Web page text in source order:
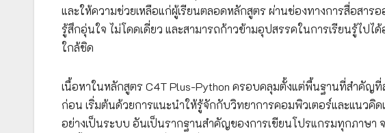
และให้ความช่วยเหลือแก่ผู้เรียนตลอดหลักสูตร ผ่านช่องทางการสื่อสา
รู้สึกอุ่นใจ ไม่โดดเดี่ยว และสามารถก้าวข้ามอุปสรรคในการเรียนรู้ไป
ใกล้ชิด
เนื้อหาในหลักสูตร C4T Plus-Python ครอบคลุมตั้งแต่พื้นฐานที่สำคัญ
ก่อน เริ่มต้นด้วยการแนะนำให้รู้จักกับวิทยาการคอมพิวเตอร์และแนวคิ
อย่างเป็นระบบ อันเป็นรากฐานสำคัญของการเขียนโปรแกรมทุกภาษา